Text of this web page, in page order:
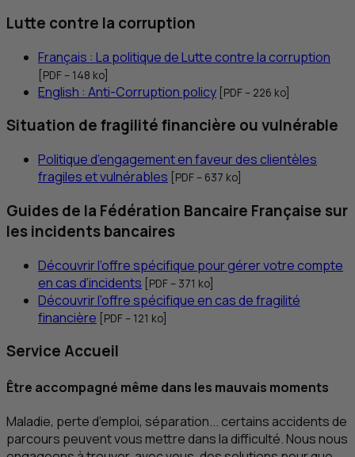
Lutte contre la corruption
Français : La politique de Lutte contre la corruption
PDF – 148 ko]
English : Anti-Corruption policy PDF – 226 ko]
Situation de fragilité financière ou vulnérable
Politique d’engagement en faveur des clientèles
fragiles et vulnérables
PDF – 637 ko]
Guides de la Fédération Bancaire Française sur
les incidents bancaires
Découvrir l’offre spécifique pour gérer votre compte
en cas d’incidents
PDF – 371 ko]
Découvrir l’offre spécifique en cas de fragilité
financière
PDF – 121 ko]
Service Accueil
Être accompagné même dans les mauvais moments
Maladie, perte d’emploi, séparation... certains accidents de
parcours peuvent vous mettre dans la difficulté. Nous nous